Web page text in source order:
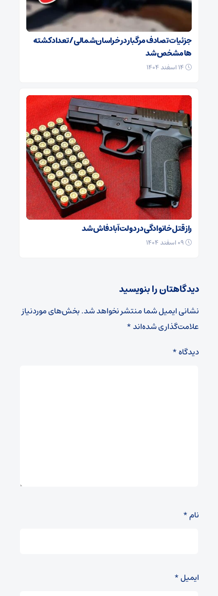
جزئیات تصادف مرگبار در خراسان‌شمالی/ تعداد کشته
ها مشخص شد
راز قتل خانوادگی در دولت‌آباد فاش شد
دیدگاهتان را بنویسید
نشانی ایمیل شما منتشر نخواهد شد.بخش‌های موردنیاز
علامت‌گذاری شده‌اند*
دیدگاه*
نام*
ایمیل*